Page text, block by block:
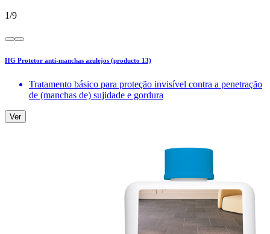
1/9
HG Protetor anti-manchas azulejos (producto 13)
Tratamento básico para proteção invisível contra a penetração
de (manchas de) sujidade e gordura
Ver